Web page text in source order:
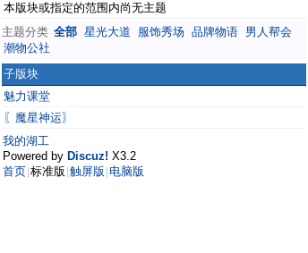
本版块或指定的范围内尚无主题
主题分类 全部 星光大道 服饰秀场 品牌物语 男人帮会
潮物公社
子版块
魅力课堂
〖魔星神运〗
我的湖工
Powered by Discuz! X3.2
首页 标准版 触屏版 电脑版